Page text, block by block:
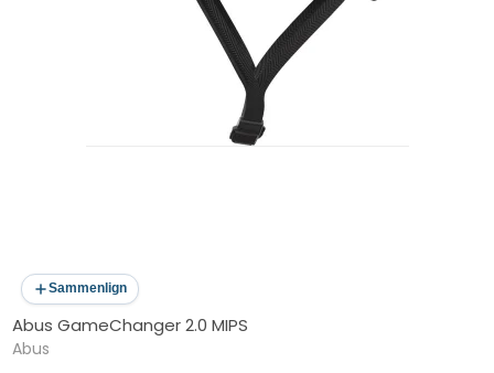
Sammenlign
Abus GameChanger 2.0 MIPS
Abus